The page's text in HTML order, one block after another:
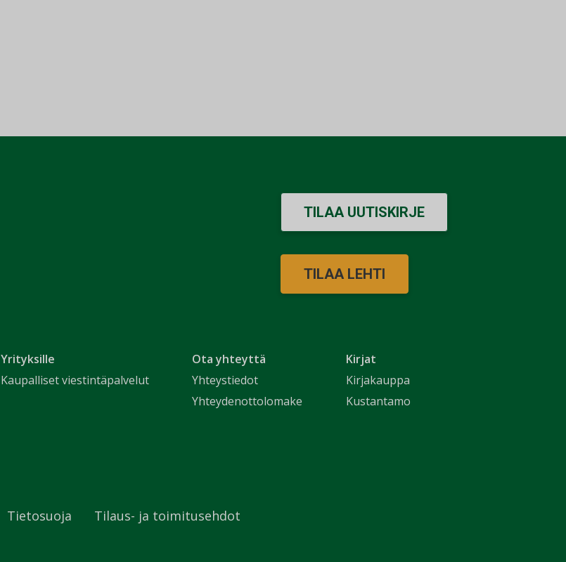
Yrityksille
Kaupalliset viestintäpalvelut
Ota yhteyttä
Yhteystiedot
Yhteydenottolomake
Kirjat
Kirjakauppa
Kustantamo
TILAA UUTISKIRJE
TILAA LEHTI
Tietosuoja Tilaus- ja toimitusehdot